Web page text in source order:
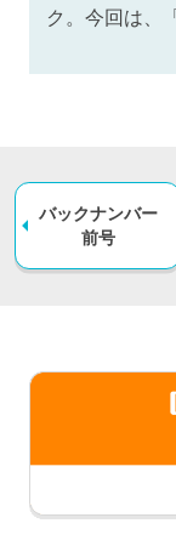
ク。今回は、
バックナンバー
前号